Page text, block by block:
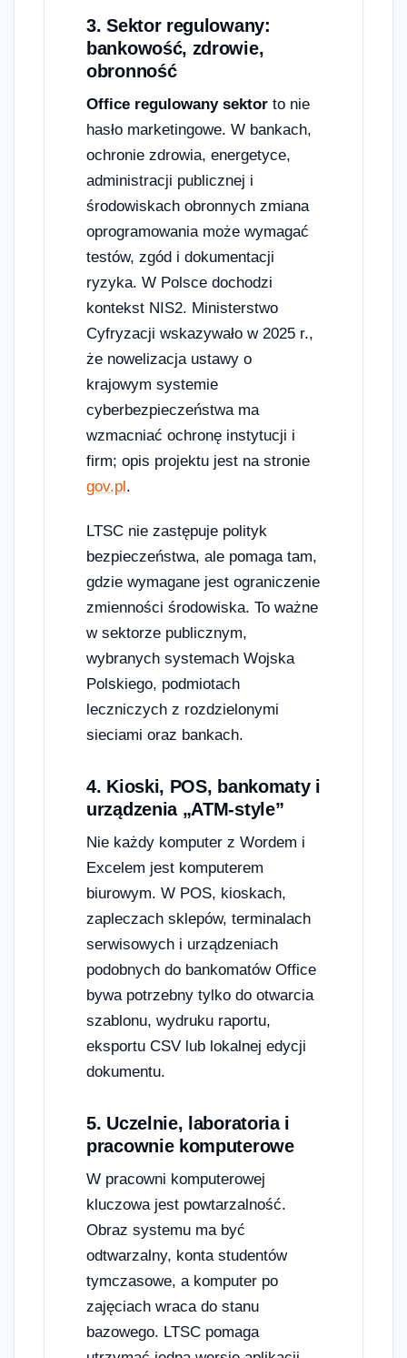
3. Sektor regulowany:
bankowość, zdrowie,
obronność
Office regulowany sektor to nie
hasło marketingowe. W bankach,
ochronie zdrowia, energetyce,
administracji publicznej i
środowiskach obronnych zmiana
oprogramowania może wymagać
testów, zgód i dokumentacji
ryzyka. W Polsce dochodzi
kontekst NIS2. Ministerstwo
Cyfryzacji wskazywało w 2025 r.,
że nowelizacja ustawy o
krajowym systemie
cyberbezpieczeństwa ma
wzmacniać ochronę instytucji i
firm; opis projektu jest na stronie
gov.pl.
LTSC nie zastępuje polityk
bezpieczeństwa, ale pomaga tam,
gdzie wymagane jest ograniczenie
zmienności środowiska. To ważne
w sektorze publicznym,
wybranych systemach Wojska
Polskiego, podmiotach
leczniczych z rozdzielonymi
sieciami oraz bankach.
4. Kioski, POS, bankomaty i
urządzenia „ATM-style”
Nie każdy komputer z Wordem i
Excelem jest komputerem
biurowym. W POS, kioskach,
zapleczach sklepów, terminalach
serwisowych i urządzeniach
podobnych do bankomatów Office
bywa potrzebny tylko do otwarcia
szablonu, wydruku raportu,
eksportu CSV lub lokalnej edycji
dokumentu.
5. Uczelnie, laboratoria i
pracownie komputerowe
W pracowni komputerowej
kluczowa jest powtarzalność.
Obraz systemu ma być
odtwarzalny, konta studentów
tymczasowe, a komputer po
zajęciach wraca do stanu
bazowego. LTSC pomaga